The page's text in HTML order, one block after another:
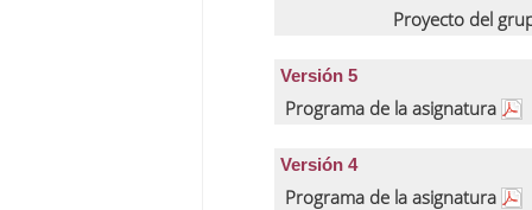
Proyecto del
Versión 5
Programa de la asignatura
Versión 4
Programa de la asignatura